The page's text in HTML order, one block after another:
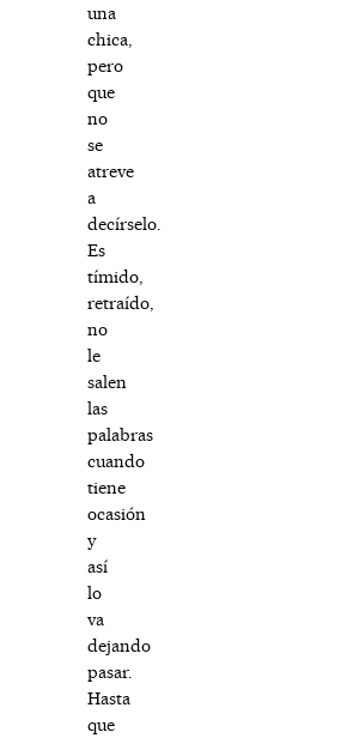
una
chica,
pero
que
no
se
atreve
a
decírselo.
Es
tímido,
retraído,
no
le
salen
las
palabras
cuando
tiene
ocasión
y
así
lo
va
dejando
pasar.
Hasta
que